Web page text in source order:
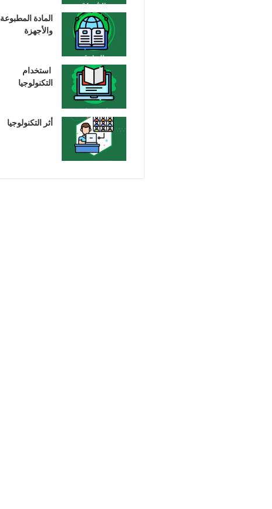
المادة المطبوعة
والأجهزة
استخدام
التكنولوجيا
أثر التكنولوجيا